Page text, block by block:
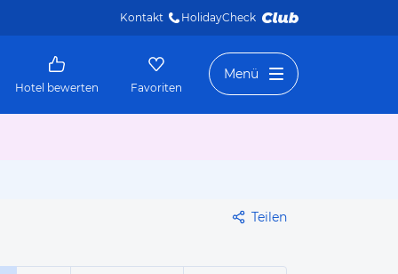
Kontakt HolidayCheck
Hotel bewerten Favoriten
Menü
Teilen